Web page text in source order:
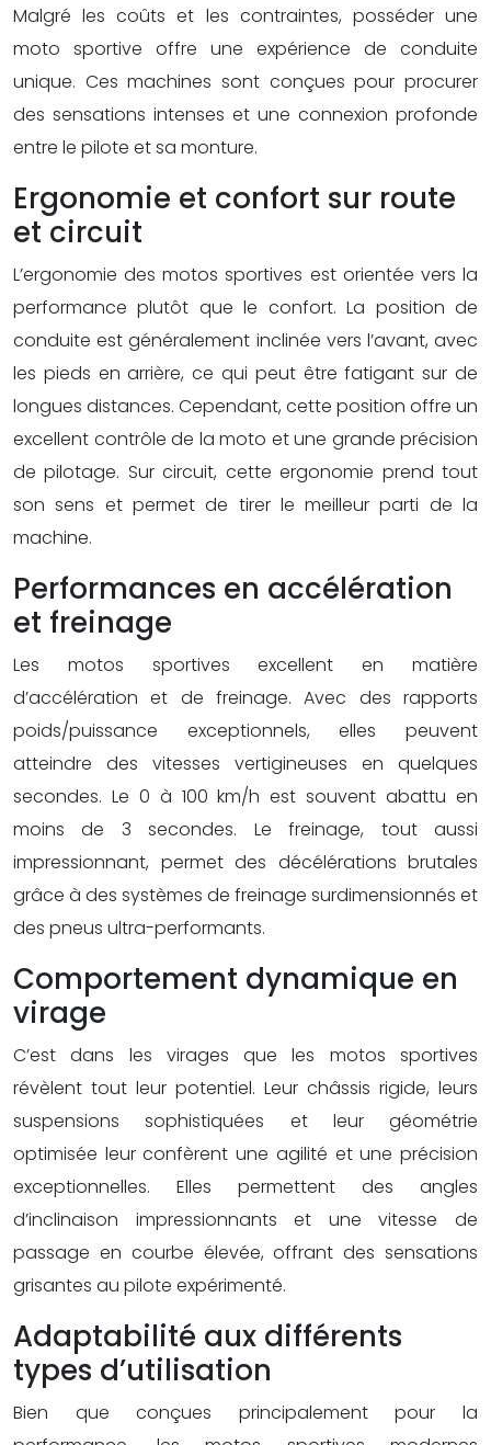
Malgré les coûts et les contraintes, posséder une
moto sportive offre une expérience de conduite
unique. Ces machines sont conçues pour procurer
des sensations intenses et une connexion profonde
entre le pilote et sa monture.
Ergonomie et confort sur route
et circuit
L’ergonomie des motos sportives est orientée vers la
performance plutôt que le confort. La position de
conduite est généralement inclinée vers l’avant, avec
les pieds en arrière, ce qui peut être fatigant sur de
longues distances. Cependant, cette position offre un
excellent contrôle de la moto et une grande précision
de pilotage. Sur circuit, cette ergonomie prend tout
son sens et permet de tirer le meilleur parti de la
machine.
Performances en accélération
et freinage
Les motos sportives excellent en matière
d’accélération et de freinage. Avec des rapports
poids/puissance exceptionnels, elles peuvent
atteindre des vitesses vertigineuses en quelques
secondes. Le 0 à 100 km/h est souvent abattu en
moins de 3 secondes. Le freinage, tout aussi
impressionnant, permet des décélérations brutales
grâce à des systèmes de freinage surdimensionnés et
des pneus ultra-performants.
Comportement dynamique en
virage
C’est dans les virages que les motos sportives
révèlent tout leur potentiel. Leur châssis rigide, leurs
suspensions sophistiquées et leur géométrie
optimisée leur confèrent une agilité et une précision
exceptionnelles. Elles permettent des angles
d’inclinaison impressionnants et une vitesse de
passage en courbe élevée, offrant des sensations
grisantes au pilote expérimenté.
Adaptabilité aux différents
types d’utilisation
Bien que conçues principalement pour la